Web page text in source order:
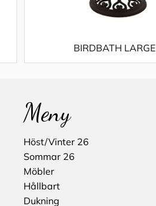
BIRDBATH LARGE
Meny
Höst/Vinter 26
Sommar 26
Möbler
Hållbart
Dukning